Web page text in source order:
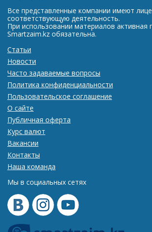
Все представленные компании имеют
соответствующую деятельность.
При использовании материалов активная
Smartzaim.kz обязательна.
Статьи
Новости
Часто задаваемые вопросы
Политика конфиденциальности
Пользовательское соглашение
О сайте
Публичная оферта
Курс валют
Вакансии
Контакты
Наша команда
Мы в социальных сетях